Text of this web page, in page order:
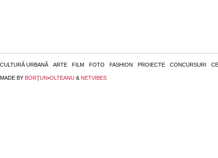
CULTURĂ URBANĂ ARTE FILM FOTO FASHION PROIECTE CONCURSURI
MADE BY BORŢUN•OLTEANU & NETVIBES